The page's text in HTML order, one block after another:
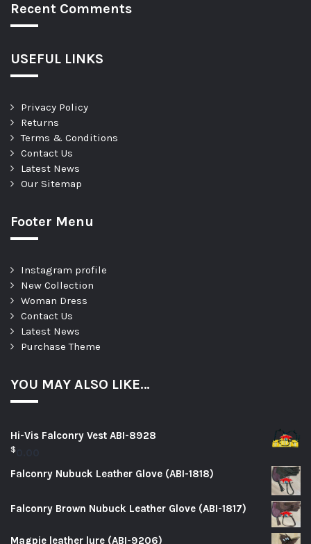
Recent Comments
USEFUL LINKS
Privacy Policy
Returns
Terms & Conditions
Contact Us
Latest News
Our Sitemap
Footer Menu
Instagram profile
New Collection
Woman Dress
Contact Us
Latest News
Purchase Theme
YOU MAY ALSO LIKE…
Hi-Vis Falconry Vest ABI-8928
$
Falconry Nubuck Leather Glove (ABI-1818)
Falconry Brown Nubuck Leather Glove (ABI-1817)
Magpie leather lure (ABI-9206)